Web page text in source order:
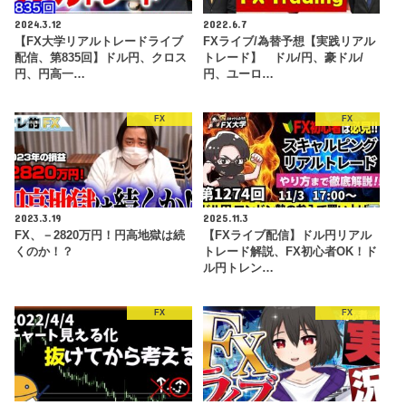
2024.3.12
【FX大学リアルトレードライブ
配信、第835回】ドル円、クロス
円、円高一…
2022.6.7
FXライブ/為替予想【実践リアル
トレード】 ドル/円、豪ドル/
円、ユーロ…
FX
2023.3.19
FX、－2820万円！円高地獄は続
くのか！？
FX
2025.11.3
【FXライブ配信】ドル円リアル
トレード解説、FX初心者OK！ド
ル円トレン…
FX FX